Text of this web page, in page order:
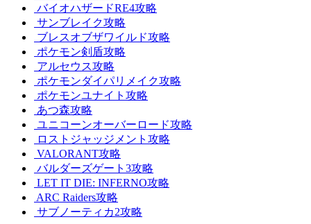
バイオハザードRE4攻略
サンブレイク攻略
ブレスオブザワイルド攻略
ポケモン剣盾攻略
アルセウス攻略
ポケモンダイパリメイク攻略
ポケモンユナイト攻略
あつ森攻略
ユニコーンオーバーロード攻略
ロストジャッジメント攻略
VALORANT攻略
バルダーズゲート3攻略
LET IT DIE: INFERNO攻略
ARC Raiders攻略
サブノーティカ2攻略